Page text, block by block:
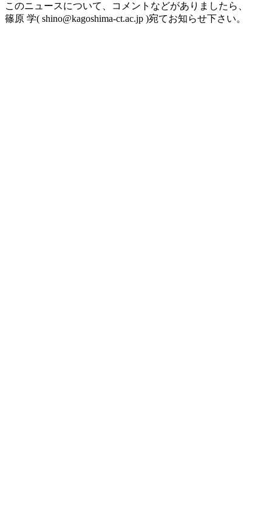
このニュースについて、コメントなどがありましたら、
篠原 学( shino@kagoshima-ct.ac.jp )宛てお知らせ下さい。